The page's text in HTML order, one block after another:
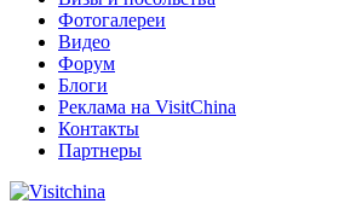
Фотогалереи
Видео
Форум
Блоги
Реклама на VisitChina
Контакты
Партнеры